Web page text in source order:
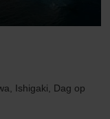
Ishigaki, Dag op